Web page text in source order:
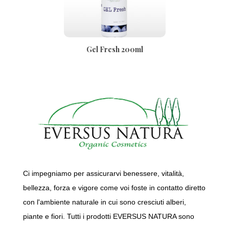
Gel Fresh 200ml
Ci impegniamo per assicurarvi benessere, vitalità,
bellezza, forza e vigore come voi foste in contatto diretto
con l'ambiente naturale in cui sono cresciuti alberi,
piante e fiori. Tutti i prodotti EVERSUS NATURA sono